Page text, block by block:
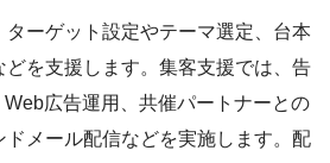
ターゲット設定やテーマ選定、台本
を支援します。集客支援では、告
広告運用、共催パートナーとの
ドメール配信などを実施します。配